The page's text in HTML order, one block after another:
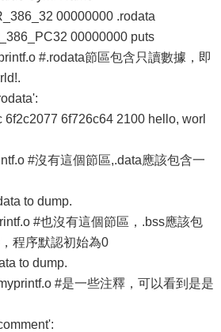
00000000 .rodata
00000000 puts
#.rodata節區包含只讀數據，即
6f726c64 2100 hello, worl
#沒有這個節區,.data應該包含一
to dump.
#也沒有這個節區，.bss應該包
程序默認初始為0
to dump.
#是一些注釋，可以看到是是